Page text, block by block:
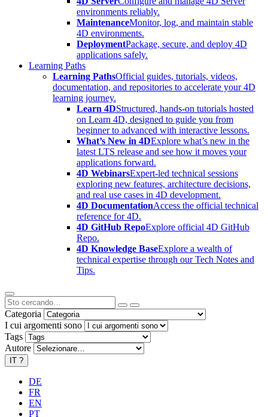
environments reliably.
MaintenanceMonitor, log, and maintain stable
4D environments.
DeploymentPackage, secure, and deploy 4D
applications safely.
Learning Paths
Learning PathsOfficial guides, tutorials, videos,
documentation, and repositories to accelerate your 4D
learning journey.
Learn 4DStructured, hands-on tutorials hosted
on Learn 4D, designed to guide you from
beginner to advanced with interactive lessons.
What’s New in 4DExplore what’s new in the
latest LTS release and see how it moves your
applications forward.
4D WebinarsExpert-led technical sessions
exploring new features, architecture decisions,
and real use cases in 4D development.
4D DocumentationAccess the official technical
reference for 4D.
4D GitHub RepoExplore official 4D GitHub
Repo.
4D Knowledge BaseExplore a wealth of
technical expertise through our Tech Notes and
Tips.
Categoria
I cui argomenti sono
Tags
Autore
IT ?
DE
FR
EN
PT